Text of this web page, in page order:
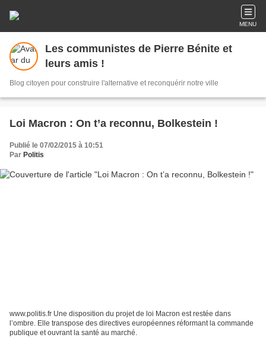
MENU
Les communistes de Pierre Bénite et
leurs amis !
Blog citoyen pour construire l'alternative et reconquérir notre ville
Loi Macron : On t’a reconnu, Bolkestein !
Publié le 07/02/2015 à 10:51
Par Politis
www.politis.fr Une disposition du projet de loi Macron est restée dans
l’ombre. Elle transpose des directives européennes réformant la commande
publique et ouvrant la santé au marché.